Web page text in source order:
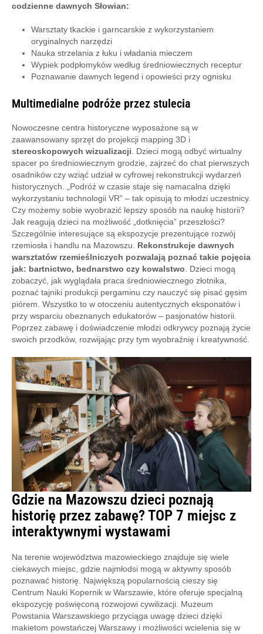
codzienne dawnych Słowian:
Warsztaty tkackie i garncarskie z wykorzystaniem
oryginalnych narzędzi
Nauka strzelania z łuku i władania mieczem
Wypiek podpłomyków według średniowiecznych receptur
Poznawanie dawnych legend i opowieści przy ognisku
Multimedialne podróże przez stulecia
Nowoczesne centra historyczne wyposażone są w
zaawansowany sprzęt do projekcji mapping 3D i
stereoskopowych wizualizacji . Dzieci mogą odbyć wirtualny
spacer po średniowiecznym grodzie, zajrzeć do chat pierwszych
osadników czy wziąć udział w cyfrowej rekonstrukcji wydarzeń
historycznych. „Podróż w czasie staje się namacalna dzięki
wykorzystaniu technologii VR” – tak opisują to młodzi uczestnicy.
Czy możemy sobie wyobrazić lepszy sposób na naukę historii?
Jak reagują dzieci na możliwość „dotknięcia” przeszłości?
Szczególnie interesujące są ekspozycje prezentujące rozwój
rzemiosła i handlu na Mazowszu. Rekonstrukcje dawnych
warsztatów rzemieślniczych pozwalają poznać takie pojęcia
jak: bartnictwo, bednarstwo czy kowalstwo . Dzieci mogą
zobaczyć, jak wyglądała praca średniowiecznego złotnika,
poznać tajniki produkcji pergaminu czy nauczyć się pisać gęsim
piórem. Wszystko to w otoczeniu autentycznych eksponatów i
przy wsparciu obeznanych edukatorów – pasjonatów historii.
Poprzez zabawę i doświadczenie młodzi odkrywcy poznają życie
swoich przodków, rozwijając przy tym wyobraźnię i kreatywność.
Gdzie na Mazowszu dzieci poznają
historię przez zabawę? TOP 7 miejsc z
interaktywnymi wystawami
Na terenie województwa mazowieckiego znajduje się wiele
ciekawych miejsc, gdzie najmłodsi mogą w aktywny sposób
poznawać historię. Największą popularnością cieszy się
Centrum Nauki Kopernik w Warszawie, które oferuje specjalną
ekspozycję poświęconą rozwojowi cywilizacji. Muzeum
Powstania Warszawskiego przyciąga uwagę dzieci dzięki
makietom powstańczej Warszawy i możliwości wcielenia się w